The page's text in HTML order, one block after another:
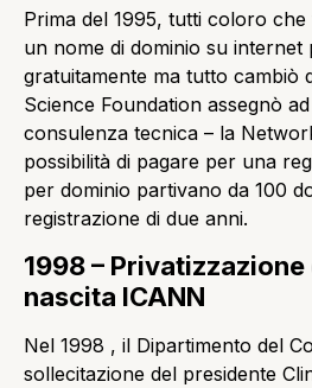
Prima del 1995, tutti coloro
un nome di dominio su
gratuitamente ma tutto cambiò
Science Foundation assegnò
consulenza tecnica – la
possibilità di pagare per una
per dominio partivano da 100
registrazione di due anni.
1998 – Privatizzazione
nascita ICANN
Nel 1998 , il Dipartimento del
sollecitazione del presidente